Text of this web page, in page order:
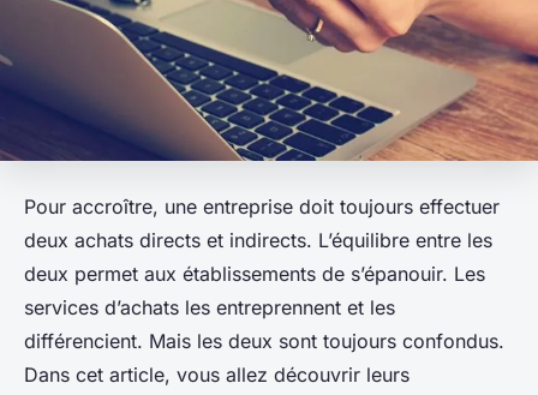
Pour accroître, une entreprise doit toujours effectuer
deux achats directs et indirects. L’équilibre entre les
deux permet aux établissements de s’épanouir. Les
services d’achats les entreprennent et les
différencient. Mais les deux sont toujours confondus.
Dans cet article, vous allez découvrir leurs